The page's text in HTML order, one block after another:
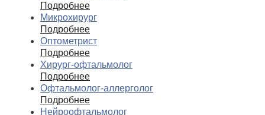
Подробнее
Микрохирург
Подробнее
Оптометрист
Подробнее
Хирург-офтальмолог
Подробнее
Офтальмолог-аллерголог
Подробнее
Нейроофтальмолог